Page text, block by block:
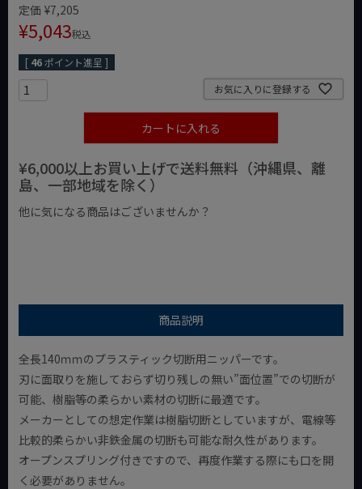
定価 ¥7,205
¥5,043税込
[ 46ポイント進呈 ]
お気に入りに登録する
カートに入れる
¥6,000以上お買い上げで送料無料（沖縄県、離
島、一部地域を除く）
他に気になる商品はございませんか？
商品説明
全長140ｍｍのプラスティック切断用ニッパーです。
刃に面取りを施しておらず切り残しの無い”面位置”での切断が
可能、樹脂等の柔らかい素材の切断に最適です。
メーカーとしての想定作業は樹脂切断としていますが、電線等
比較的柔らかい非鉄金属の切断も可能な耐久性があります。
オープンスプリング付きですので、再度作業する際にも口を開
く必要がありません。